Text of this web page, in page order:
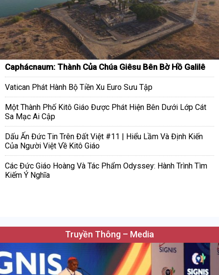
Caphácnaum: Thành Của Chúa Giêsu Bên Bờ Hồ Galilê
Vatican Phát Hành Bộ Tiền Xu Euro Sưu Tập
Một Thành Phố Kitô Giáo Được Phát Hiện Bên Dưới Lớp Cát
Sa Mạc Ai Cập
Dấu Ấn Đức Tin Trên Đất Việt #11 | Hiểu Lầm Và Định Kiến
Của Người Việt Về Kitô Giáo
Các Đức Giáo Hoàng Và Tác Phẩm Odyssey: Hành Trình Tìm
Kiếm Ý Nghĩa
Truyền Thông – Media